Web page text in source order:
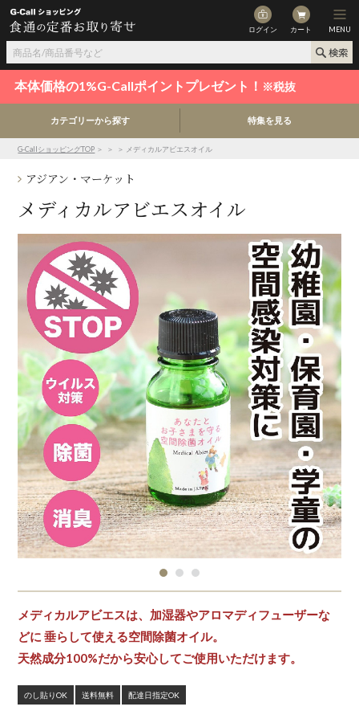
ログイン カート MENU
本体価格の1%G-Callポイントプレゼント！ ※税抜
カテゴリーから探す 特集を見る
G-CallショッピングTOP ＞ ＞ ＞ メディカルアビエスオイル
アジアン・マーケット
メディカルアビエスオイル
メディカルアビエスは、加湿器やアロマディフューザーな
どに 垂らして使える空間除菌オイル。
天然成分100%だから安心してご使用いただけます。
のし貼りOK 送料無料 配達日指定OK